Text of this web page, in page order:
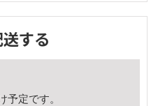
する
予定です。